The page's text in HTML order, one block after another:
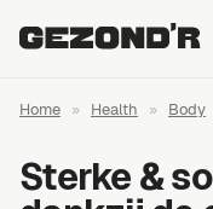
Home » Health » Body
Sterke &